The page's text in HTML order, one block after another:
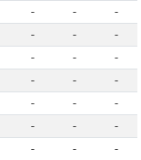
- -
-
- -
-
- -
-
- -
-
- -
-
- -
-
- -
-